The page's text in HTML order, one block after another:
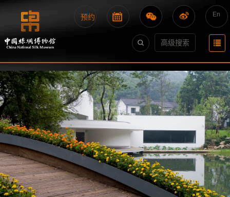
En
预约
高级搜索